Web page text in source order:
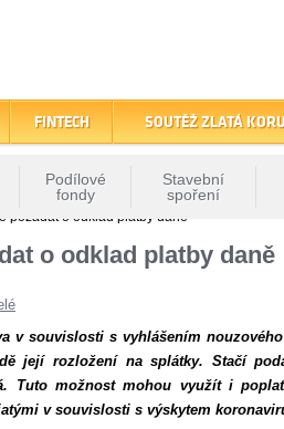
FINTECH SOUTĚŽ ZLATÁ
Podílové
fondy
Stavební
spoření
požádat o odklad platby daně
o odklad platby daně
v souvislosti s vyhlášením
její rozložení na splátky. Stačí
Tuto možnost mohou využít i
v souvislosti s výskytem